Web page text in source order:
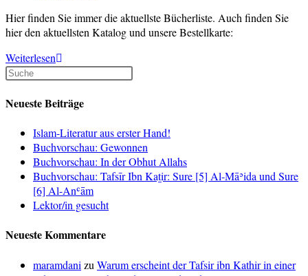
Hier finden Sie immer die aktuellste Bücherliste. Auch finden Sie
hier den aktuellsten Katalog und unsere Bestellkarte:
WeiterlesenBücherliste
Neueste Beiträge
Islam-Literatur aus erster Hand!
Buchvorschau: Gewonnen
Buchvorschau: In der Obhut Allahs
Buchvorschau: Tafsīr Ibn Kaṯir: Sure [5] Al-Māʾida und Sure
[6] Al-Anʿām
Lektor/in gesucht
Neueste Kommentare
maramdani zu Warum erscheint der Tafsir ibn Kathir in einer